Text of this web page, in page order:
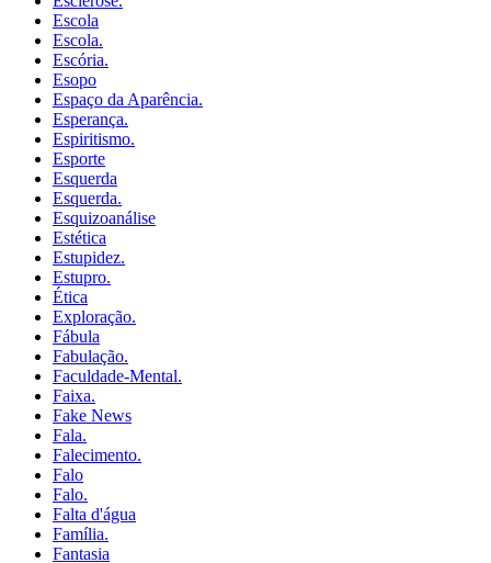
Escola
Escola.
Escória.
Esopo
Espaço da Aparência.
Esperança.
Espiritismo.
Esporte
Esquerda
Esquerda.
Esquizoanálise
Estética
Estupidez.
Estupro.
Ética
Exploração.
Fábula
Fabulação.
Faculdade-Mental.
Faixa.
Fake News
Fala.
Falecimento.
Falo
Falo.
Falta d'água
Família.
Fantasia